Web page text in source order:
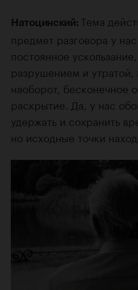
Натоцинский: Тема
предмет разговора у
постоянное
разрушением и утратой,
наоборот, бесконечное
раскрытие. Да, у нас
удержать и сохранить
но исходные точки